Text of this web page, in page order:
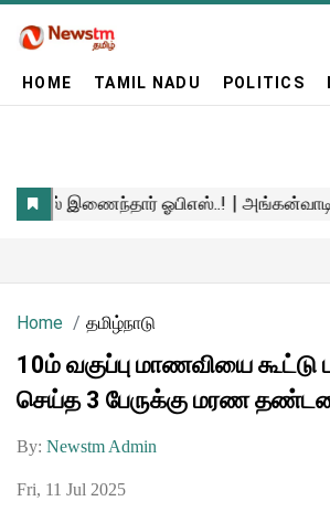
HOME TAMIL NADU POLITICS
Home தமிழ்நாடு
10ம் வகுப்பு மாணவியை கூட்டு
செய்த 3 பேருக்கு மரண
By: Newstm Admin
Fri, 11 Jul 2025